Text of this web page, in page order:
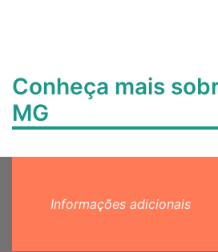
Conheça mais
MG
Informações adicionais